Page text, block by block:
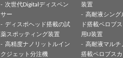
次世代Digitalディスペン
サー
ディスポヘッド搭載の試
薬スポッティング装置
高精度ナノリットルイン
クジェット分注機
装置
高耐液シング
ド搭載ペロブ
用IJ装置
高耐液マルチ
搭載ペロブス